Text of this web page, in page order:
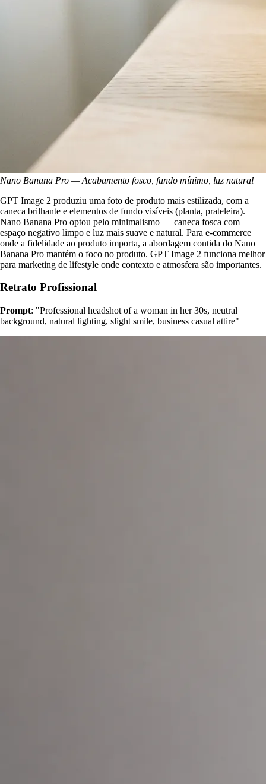
Nano Banana Pro — Acabamento fosco, fundo mínimo, luz natural
GPT Image 2 produziu uma foto de produto mais estilizada, com a
caneca brilhante e elementos de fundo visíveis (planta, prateleira).
Nano Banana Pro optou pelo minimalismo — caneca fosca com
espaço negativo limpo e luz mais suave e natural. Para e-commerce
onde a fidelidade ao produto importa, a abordagem contida do Nano
Banana Pro mantém o foco no produto. GPT Image 2 funciona melhor
para marketing de lifestyle onde contexto e atmosfera são importantes.
Retrato Profissional
Prompt: "Professional headshot of a woman in her 30s, neutral
background, natural lighting, slight smile, business casual attire"